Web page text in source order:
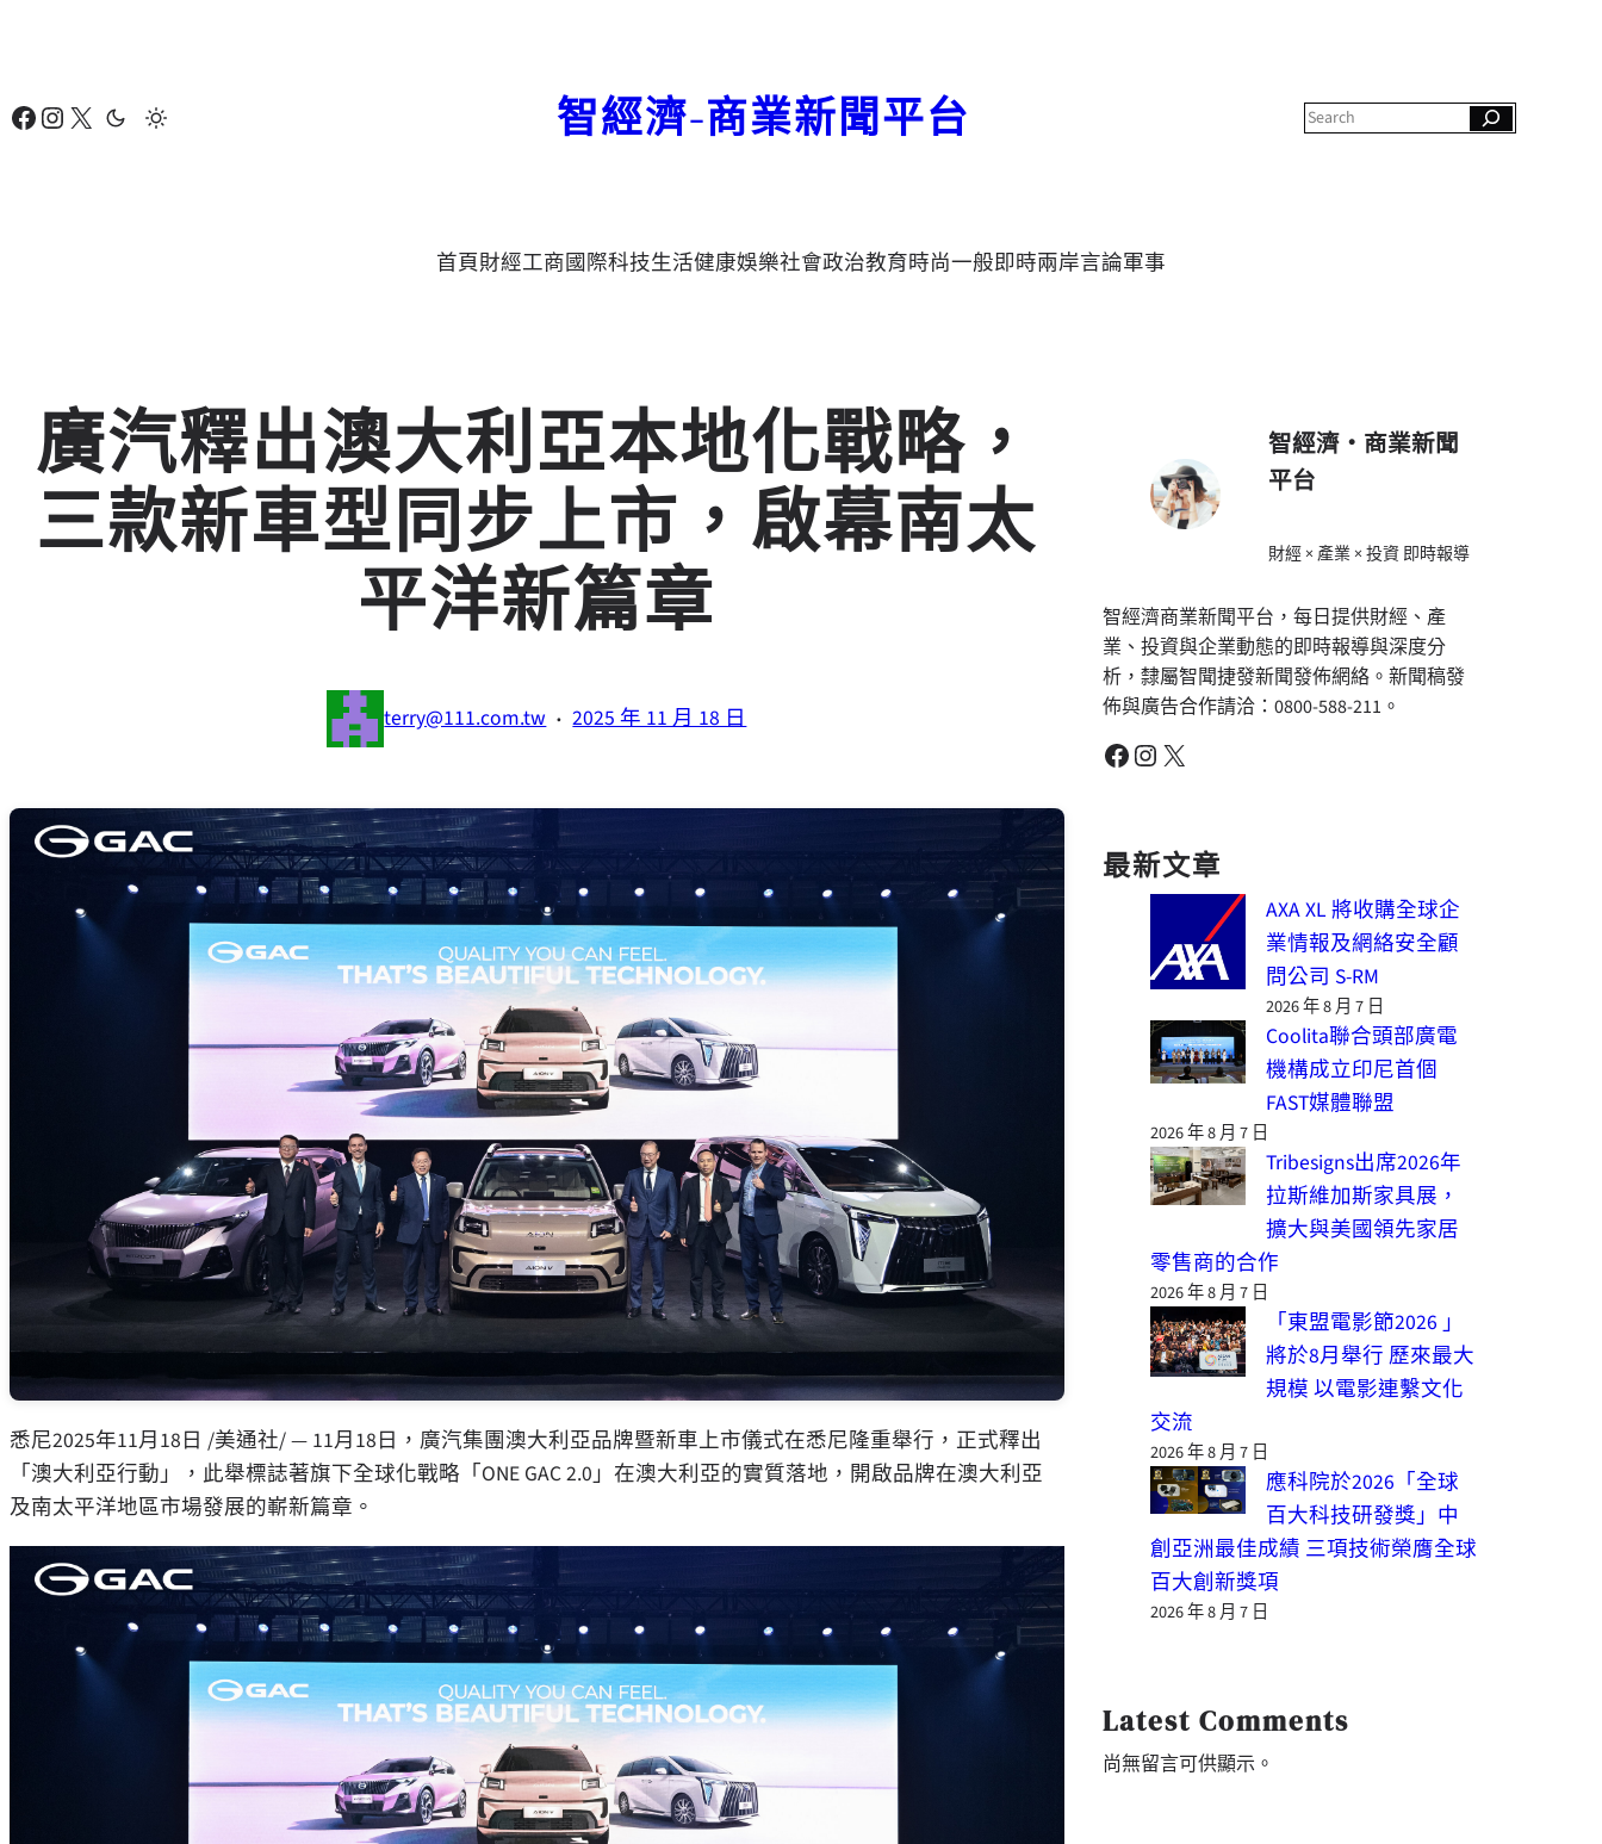
要
Facebook Instagram X 智經濟-商業新聞平台
c
首頁財經工商國際科技生活健康娛樂社會政治教育時尚一般即時兩岸言論軍事
廣汽釋出澳大利亞本地化戰略，
三款新車型同步上市，啟幕南太
平洋新篇章
terry@111.com.tw · 2025 年 11 月 18 日
悉尼2025年11月18日 /美通社/ — 11月18日，廣汽集團澳大利亞品牌暨新車上市儀式在悉尼隆重舉行，正式釋出
「澳大利亞行動」 ，此舉標誌著旗下全球化戰略 「ONE GAC 2.0」 在澳大利亞的實質落地，開啟品牌在澳大利亞
及南太平洋地區市場發展的嶄新篇章。
智經濟・商業新聞
平台
財經 × 產業 × 投資 即時報導
智經濟商業新聞平台，每日提供財經、產
業、投資與企業動態的即時報導與深度分
析，隸屬智聞捷發新聞發佈網絡。新聞稿發
佈與廣告合作請洽：0800-588-211。
Facebook Instagram X
最新文章
AXA XL 將收購全球企
業情報及網絡安全顧
問公司 S-RM
2026 年 8 月 7 日
Coolita聯合頭部廣電
機構成立印尼首個
FAST媒體聯盟
2026 年 8 月 7 日
Tribesigns出席2026年
拉斯維加斯家具展，
擴大與美國領先家居
零售商的合作
2026 年 8 月 7 日
「東盟電影節2026 」
將於8月舉行 歷來最大
規模 以電影連繫文化
交流
2026 年 8 月 7 日
應科院於2026「全球
百大科技研發獎」中
創亞洲最佳成績 三項技術榮膺全球
百大創新獎項
2026 年 8 月 7 日
Latest Comments
尚無留言可供顯示。